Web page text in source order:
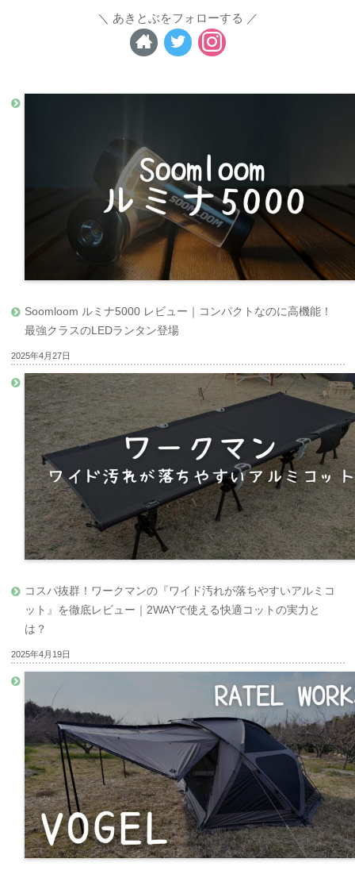
あきとぶをフォローする
Soomloom ルミナ5000 レビュー｜コンパクトなのに高機能！
最強クラスのLEDランタン登場
2025年4月27日
コスパ抜群！ワークマンの『ワイド汚れが落ちやすいアルミコ
ット』を徹底レビュー｜2WAYで使える快適コットの実力と
は？
2025年4月19日